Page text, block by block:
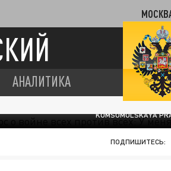
АНАЛИТИКА
KOMSOMOLSKAYA
ПОДПИШИТЕСЬ: